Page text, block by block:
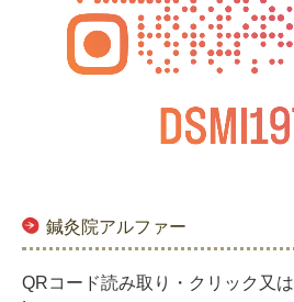
鍼灸院アルファー
QRコード読み取り・クリック又は